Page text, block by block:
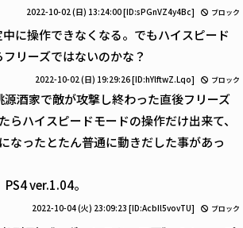
2022-10-02 (日) 13:24:00[ID:sPGnVZ4y4Bc] ブロック
に操作できなくなる。でもハイスピード
リーズではないのかな？
2022-10-02 (日) 19:29:26[ID:hYlftwZ.Lqo] ブロック
酒家で敵が攻撃し終わった直後フリーズ
らハイスピードモードの操作だけ出来て、
なったとたん普通に動きだした事があっ
ver.1.04。
2022-10-04 (火) 23:09:23 [ID:AcbIl5vovTU] ブロック